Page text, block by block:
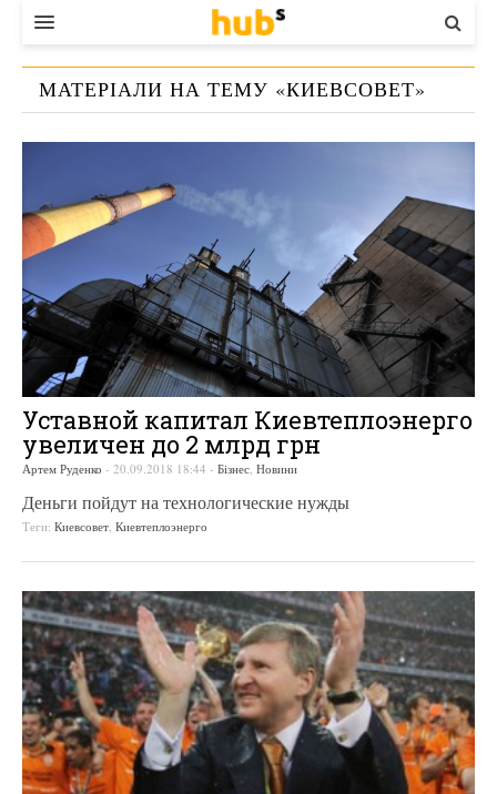
ВЛАДА
ЕКОНОМІКА
СТАРТЕР
КОНТАКТИ
МАТЕРІАЛИ НА ТЕМУ «КИЕВСОВЕТ»
Уставной капитал Киевтеплоэнерго
увеличен до 2 млрд грн
Артем Руденко - 20.09.2018 18:44 - Бізнес Новини
Деньги пойдут на технологические нужды
Теги: Киевсовет Киевтеплоэнерго